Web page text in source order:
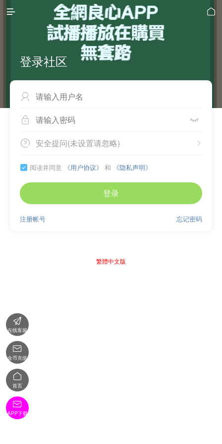
 
登录社区

 
 
安全提问(未设置请忽略)
 阅读并同意 《用户协议》 和 《隐私声明》
登录
忘记密码
注册帐号
繁體中文版

在线客服

金币充值

首页

APP下载